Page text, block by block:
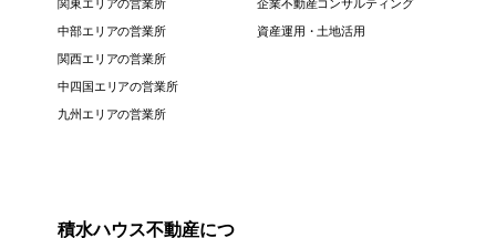
関東エリアの営業所
中部エリアの営業所
関西エリアの営業所
中四国エリアの営業所
九州エリアの営業所
企業不動産コンサルティング
資産運用・土地活用
積水ハウス不動産につ